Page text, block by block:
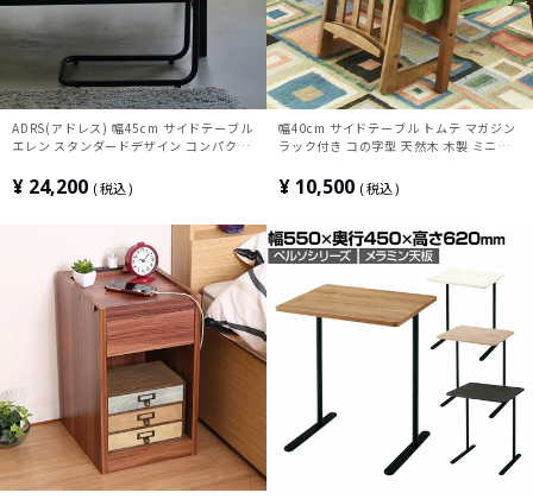
ADRS(アドレス) 幅45cm サイドテーブル
エレン スタンダードデザイン コンパクト
¥ 24,200 税込
幅40cm サイドテーブル トムテ マガジン
ラック付き コの字型 天然木 木製 ミニテ
ブル おしゃれ 北欧 リビング ブラウン
¥ 10,500 税込